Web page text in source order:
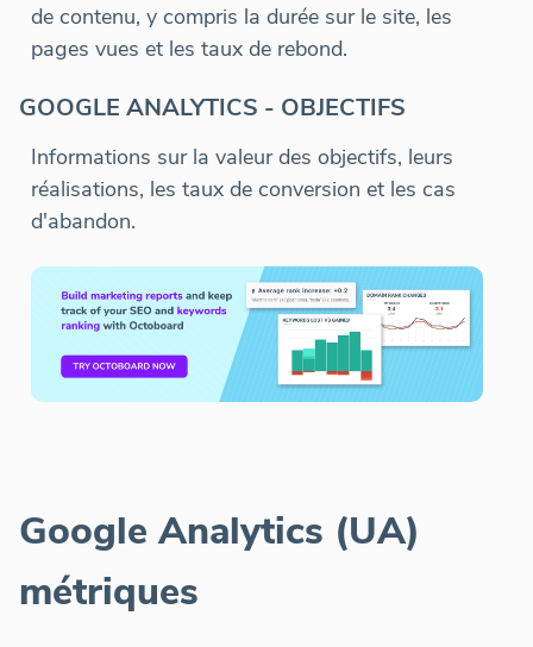
de contenu, y compris la durée sur le site, les
pages vues et les taux de rebond.
GOOGLE ANALYTICS - OBJECTIFS
Informations sur la valeur des objectifs, leurs
réalisations, les taux de conversion et les cas
d'abandon.
Google Analytics (UA)
métriques